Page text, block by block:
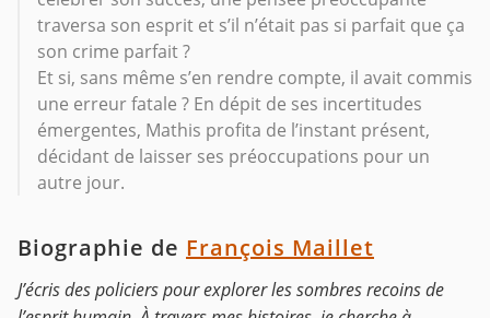
traversa son esprit et s’il n’était pas si parfait que ça
son crime parfait ?
Et si, sans même s’en rendre compte, il avait commis
une erreur fatale ? En dépit de ses incertitudes
émergentes, Mathis profita de l’instant présent,
décidant de laisser ses préoccupations pour un
autre jour.
Biographie de François Maillet
J’écris des policiers pour explorer les sombres recoins de